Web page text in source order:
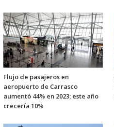
Flujo de pasajeros en
aeropuerto de Carrasco
aumentó 44% en 2023; este año
crecería 10%